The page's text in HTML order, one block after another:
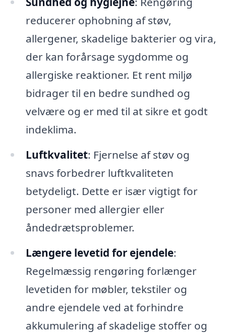
reducerer ophobning af støv,
allergener, skadelige bakterier og vira,
der kan forårsage sygdomme og
allergiske reaktioner. Et rent miljø
bidrager til en bedre sundhed og
velvære og er med til at sikre et godt
indeklima.
Luftkvalitet: Fjernelse af støv og
snavs forbedrer luftkvaliteten
betydeligt. Dette er især vigtigt for
personer med allergier eller
åndedrætsproblemer.
Længere levetid for ejendele:
Regelmæssig rengøring forlænger
levetiden for møbler, tekstiler og
andre ejendele ved at forhindre
akkumulering af skadelige stoffer og